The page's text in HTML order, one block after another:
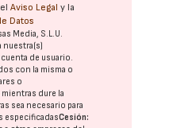
elAviso Legal y la
Datos
Media, S.L.U.
nuestra(s)
de usuario.
con la misma o
o
mientras dure la
sea necesario para
especificadasCesión: